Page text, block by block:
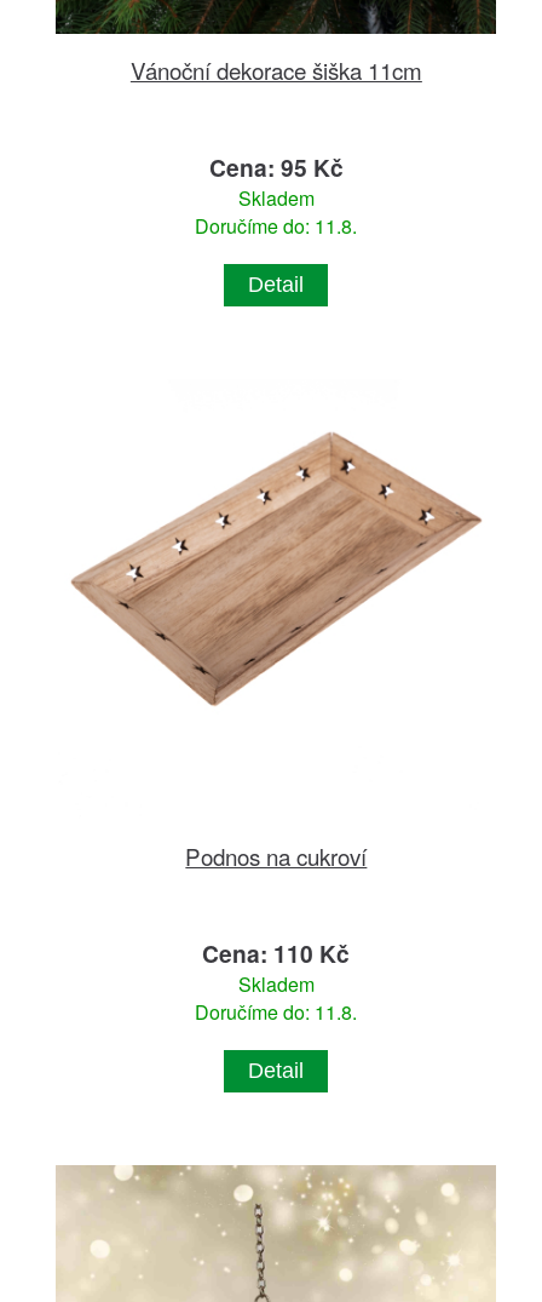
Vánoční dekorace šiška 11cm
Cena: 95 Kč
Skladem
Doručíme do: 11.8.
Detail
Podnos na cukroví
Cena: 110 Kč
Skladem
Doručíme do: 11.8.
Detail